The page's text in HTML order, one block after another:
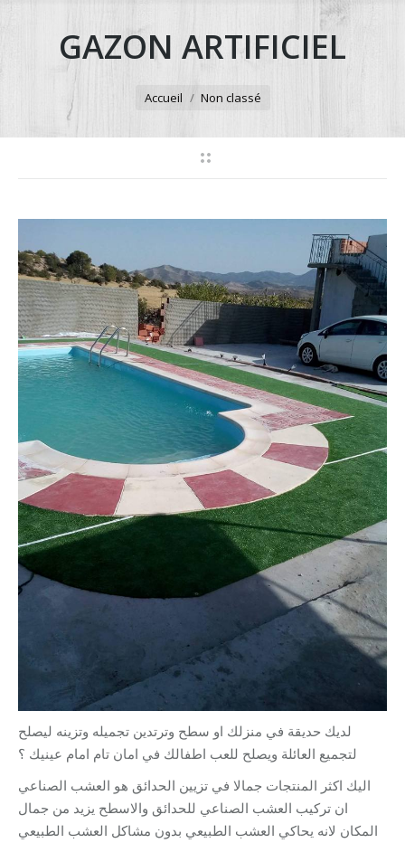
GAZON ARTIFICIEL
Accueil Non classé
لديك حديقة في منزلك او سطح وترتدين تجميله وتزينه ليصلح
لتجميع العائلة ويصلح للعب اطفالك في امان تام امام عينيك ؟
اليك اكثر المنتجات جمالا في تزيين الحدائق هو العشب الصناعي
ان تركيب العشب الصناعي للحدائق والاسطح يزيد من جمال
المكان لانه يحاكي العشب الطبيعي بدون مشاكل العشب الطبيعي